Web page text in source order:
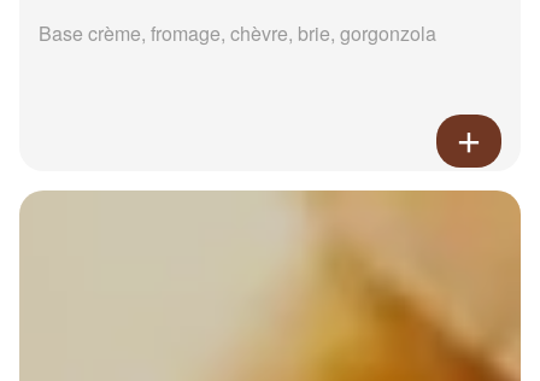
Base crème, fromage, chèvre, brie, gorgonzola